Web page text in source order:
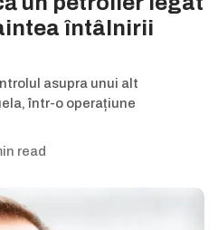
întâlnirii
asupra unui alt
într-o operațiune
read